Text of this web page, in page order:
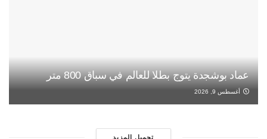
عماد بوشجدة يتوج بطلا للعالم في سباق 800 متر
أغسطس 9, 2026
تحميل المزيد